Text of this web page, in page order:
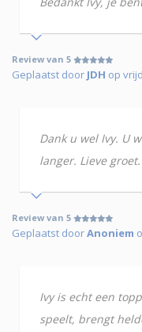
Review van 5
Geplaatst door JDH op
Dank u wel Ivy. U
langer. Lieve groet.
Review van 5
Geplaatst doorAnoniem
Ivy is echt een
speelt, brengt